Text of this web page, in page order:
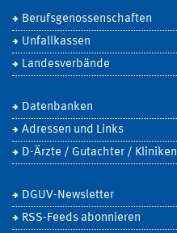
Berufsgenossenschaften
Unfallkassen
Landesverbände
Datenbanken
Adressen und Links
D-Ärzte / Gutachter / Kliniken
DGUV-Newsletter
RSS-Feeds abonnieren